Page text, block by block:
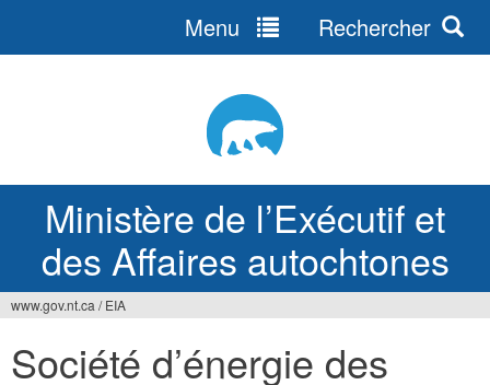
Ministère de l’Exécutif et
des Affaires autochtones
Menu Rechercher
êtes
www.gov.nt.ca / EIA
Société d’énergie des